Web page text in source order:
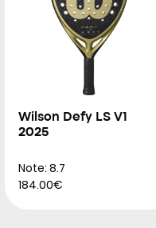
Wilson Defy LS V1
2025
Note: 8.7
184.00€